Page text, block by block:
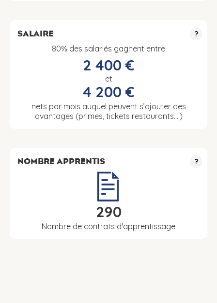
SALAIRE ?
80% des salariés gagnent entre
2 400 €
et
4 200 €
nets par mois auquel peuvent s’ajouter des
avantages (primes, tickets restaurants….)
NOMBRE APPRENTIS ?
290
Nombre de contrats d'apprentissage